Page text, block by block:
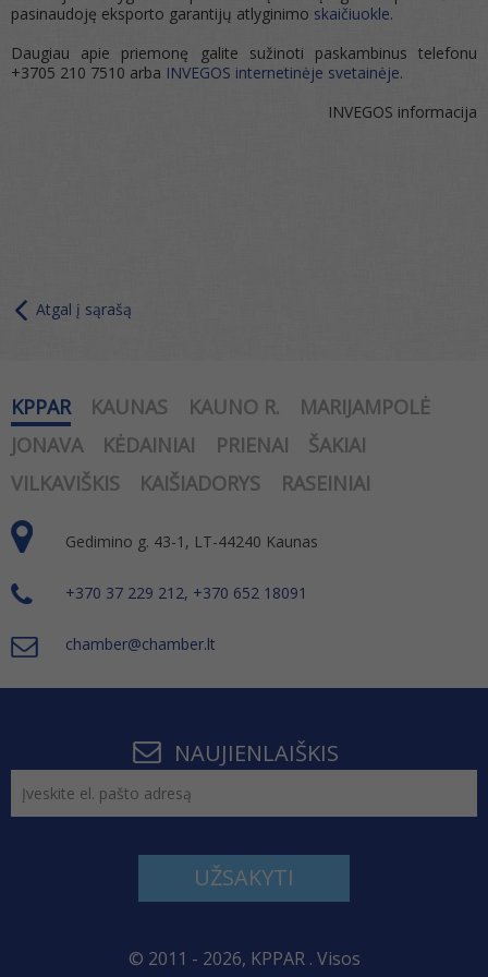
pasinaudoję eksporto garantijų atlyginimo skaičiuokle.
Daugiau apie priemonę galite sužinoti paskambinus telefonu
+3705 210 7510 arba INVEGOS internetinėje svetainėje.
INVEGOS informacija
Atgal į sąrašą
KPPAR KAUNAS KAUNO R.
MARIJAMPOLĖ
JONAVA
KĖDAINIAI PRIENAI
ŠAKIAI
VILKAVIŠKIS
KAIŠIADORYS RASEINIAI
Gedimino g. 43-1, LT-44240 Kaunas
+370 37 229 212, +370 652 18091
chamber@chamber.lt
NAUJIENLAIŠKIS
UŽSAKYTI
© 2011 - 2026, KPPAR . Visos